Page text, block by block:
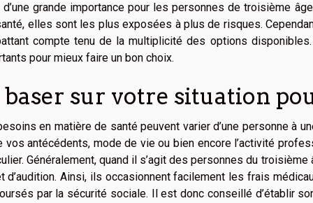
grande importance pour les personnes de troisième
elles sont les plus exposées à plus de risques.
compte tenu de la multiplicité des options
pour mieux faire un bon choix.
baser sur votre situation
en matière de santé peuvent varier d’une personne à
vos antécédents, mode de vie ou bien encore l’activité
Généralement, quand il s’agit des personnes du
d’audition. Ainsi, ils occasionnent facilement les frais
par la sécurité sociale. Il est donc conseillé d’établir